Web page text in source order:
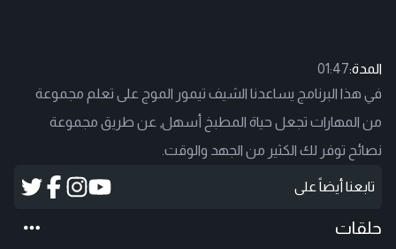
المدة:01:47
في هذا البرنامج يساعدنا الشيف تيمور الموج على تعلم مجموعة
من المهارات تجعل حياة المطبخ أسهل, عن طريق مجموعة
نصائح توفر لك الكثير من الجهد والوقت.
تابعنا أيضاً على
حلقات